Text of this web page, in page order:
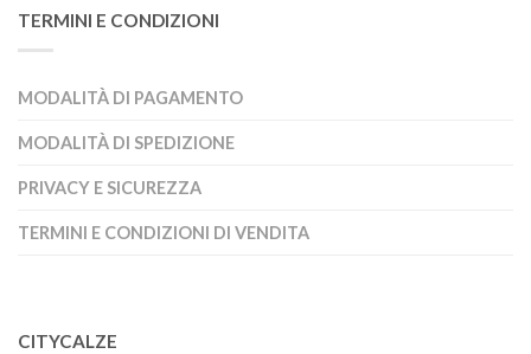
TERMINI E CONDIZIONI
MODALITÀ DI PAGAMENTO
MODALITÀ DI SPEDIZIONE
PRIVACY E SICUREZZA
TERMINI E CONDIZIONI DI VENDITA
CITYCALZE